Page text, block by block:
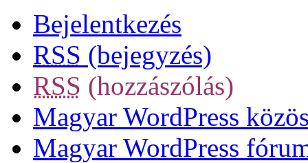
Bejelentkezés
RSS (bejegyzés)
RSS (hozzászólás)
Magyar WordPress
Magyar WordPress